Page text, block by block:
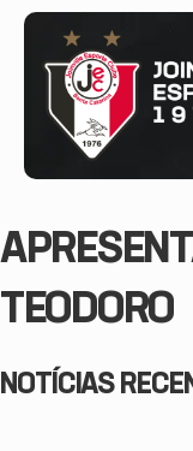
TEODORO
NOTÍCIAS